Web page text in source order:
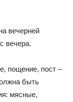
вечерней
вечера.
пощение, пост –
быть
мясные,